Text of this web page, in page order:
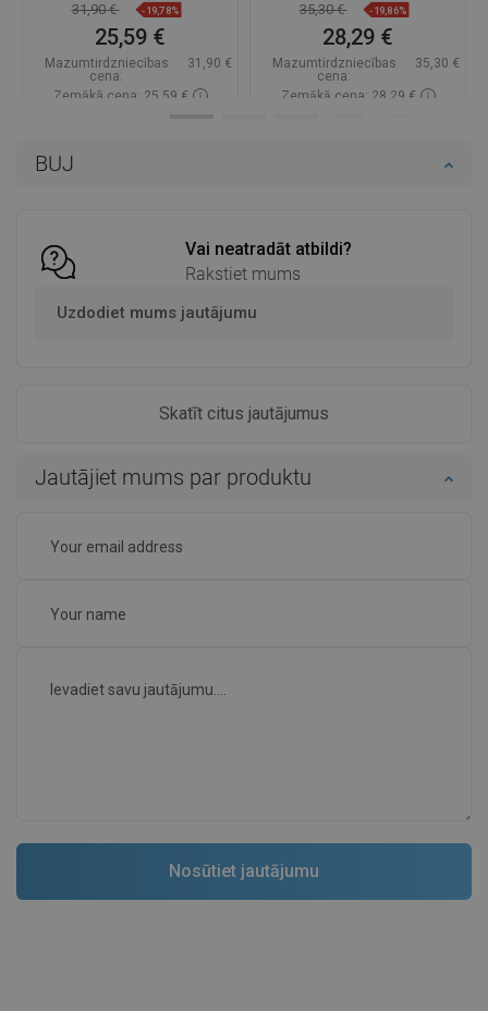
BUJ
Vai neatradāt atbildi?
Rakstiet mums
Uzdodiet mums jautājumu
Skatīt citus jautājumus
Jautājiet mums par produktu
31,90 € -19,78%
25,59 €
Mazumtirdzniecības
cena:
31,90 €
Zemākā cena: 25,59 €
35,30 € -19,86%
28,29 €
Mazumtirdzniecības
cena:
35,30 €
Zemākā cena: 28,29 €